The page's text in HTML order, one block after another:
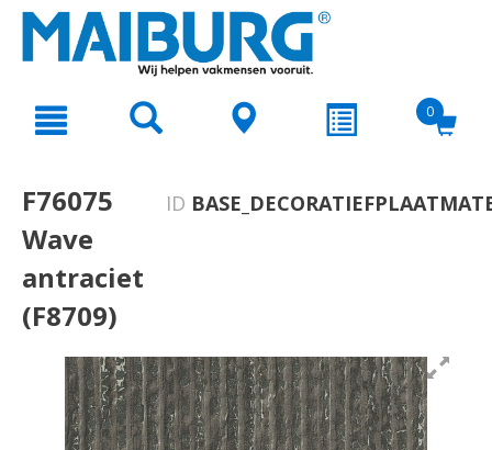
text.skipToNavigation
0
F76075
Wave
antraciet
(F8709)
ID